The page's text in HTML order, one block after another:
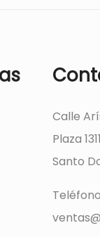
Calle
Plaza
Santo